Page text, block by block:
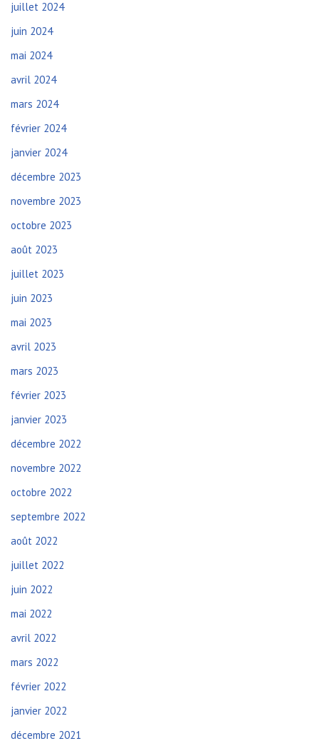
juillet 2024
juin 2024
mai 2024
avril 2024
mars 2024
février 2024
janvier 2024
décembre 2023
novembre 2023
octobre 2023
août 2023
juillet 2023
juin 2023
mai 2023
avril 2023
mars 2023
février 2023
janvier 2023
décembre 2022
novembre 2022
octobre 2022
septembre 2022
août 2022
juillet 2022
juin 2022
mai 2022
avril 2022
mars 2022
février 2022
janvier 2022
décembre 2021